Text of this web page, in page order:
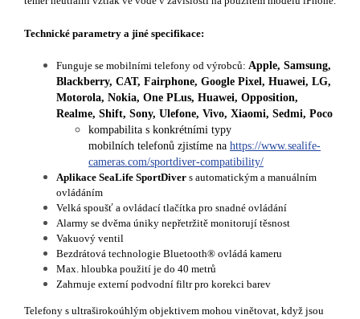
Technické parametry a jiné specifikace:
Funguje se mobilními telefony od výrobců: Apple, Samsung,
Blackberry, CAT, Fairphone, Google Pixel, Huawei, LG,
Motorola, Nokia, One PLus, Huawei, Opposition,
Realme, Shift, Sony, Ulefone, Vivo, Xiaomi, Sedmi, Poco
kompabilita s konkrétními typy
mobilních telefonů zjistíme na https://www.sealife-
cameras.com/sportdiver-compatibility/
Aplikace SeaLife SportDiver s automatickým a manuálním
ovládáním
Velká spoušť a ovládací tlačítka pro snadné ovládání
Alarmy se dvěma úniky nepřetržitě monitorují těsnost
Vakuový ventil
Bezdrátová technologie Bluetooth® ovládá kameru
Max. hloubka použití je do 40 metrů
Zahrnuje externí podvodní filtr pro korekci barev
Telefony s ultraširokoúhlým objektivem mohou vinětovat, když jsou